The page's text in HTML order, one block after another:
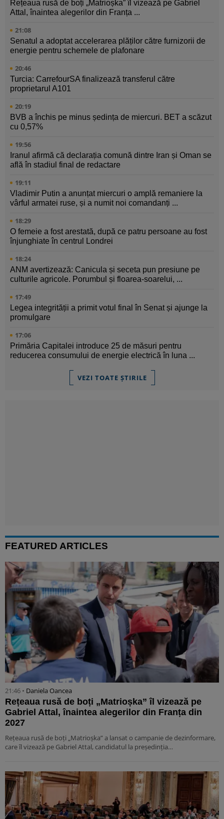
Rețeaua rusă de boți „Matrioșka” îl vizează pe Gabriel
Attal, înaintea alegerilor din Franța ...
21:08
Senatul a adoptat accelerarea plăților către furnizorii de
energie pentru schemele de plafonare
20:46
Turcia: CarrefourSA finalizează transferul către
proprietarul A101
20:19
BVB a închis pe minus ședința de miercuri. BET a scăzut
cu 0,57%
19:56
Iranul afirmă că declarația comună dintre Iran și Oman se
află în stadiul final de redactare
19:11
Vladimir Putin a anunțat miercuri o amplă remaniere la
vârful armatei ruse, și a numit noi comandanți ...
18:29
O femeie a fost arestată, după ce patru persoane au fost
înjunghiate în centrul Londrei
18:24
ANM avertizează: Canicula și seceta pun presiune pe
culturile agricole. Porumbul și floarea-soarelui, ...
17:49
Legea integrității a primit votul final în Senat și ajunge la
promulgare
17:06
Primăria Capitalei introduce 25 de măsuri pentru
reducerea consumului de energie electrică în luna ...
VEZI TOATE ȘTIRILE
FEATURED ARTICLES
21:46 • Daniela Oancea
Rețeaua rusă de boți „Matrioșka” îl vizează pe
Gabriel Attal, înaintea alegerilor din Franța din
2027
Rețeaua rusă de boți „Matrioșka” a lansat o campanie de dezinformare,
care îl vizează pe Gabriel Attal, candidatul la președinția…